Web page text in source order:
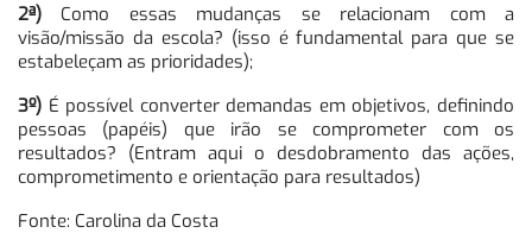
2ª) Como essas mudanças se relacionam com a
visão/missão da escola? (isso é fundamental para que se
estabeleçam as prioridades);
3º) É possível converter demandas em objetivos, definindo
pessoas (papéis) que irão se comprometer com os
resultados? (Entram aqui o desdobramento das ações,
comprometimento e orientação para resultados)
Fonte: Carolina da Costa